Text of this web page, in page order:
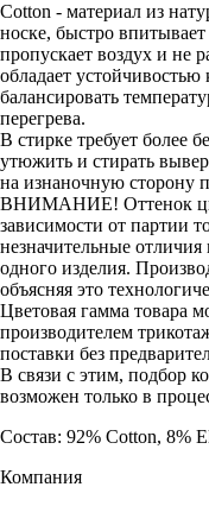
Cotton - материал из
носке, быстро
пропускает воздух и не
обладает
балансировать
В стирке требует более
утюжить и стирать
на изнаночную сторону
ВНИМАНИЕ! Оттенок
зависимости от партии
незначительные
одного изделия.
объясняя это
Цветовая гамма товара
производителем
поставки без
В связи с этим, подбор
возможен только в
Состав: 92% Cotton, 8%
Компания